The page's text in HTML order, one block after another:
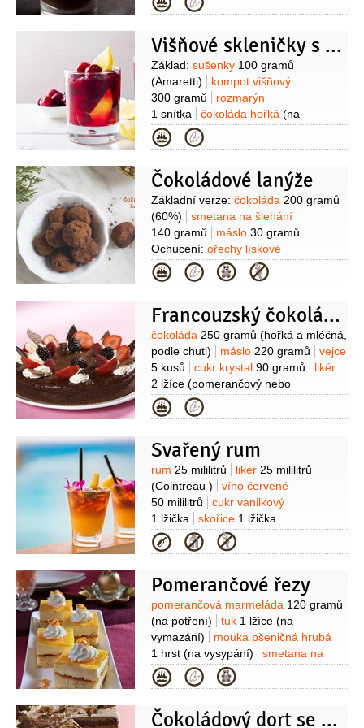
2/3decilitru
moučka kukuřičná
2 kusy
likér 0,4 decilitru
(oříškový)
cukr třtinový
2 lžíce
pistácie 40 gramů
(loupané,
nesolené, na posypání)
Višňové skleničky s amarettem a rozmarýnem
Suroviny
Základ: sušenky 100 gramů
(Amaretti)
kompot višňový
300 gramů
rozmarýn
1 snítka
čokoláda hořká (na
posypání)
200 gramů (Philadelphia, nebo
100 mililitrů
cukr moučkový
2 lžíce
likér 2 lžíce (Amaretto)
Kategorie
Čokoládové lanýže
Suroviny
Základní verze: čokoláda 200 gramů
(60%)
smetana na šlehání
140 gramů
máslo 30 gramů
Ochucení: ořechy lískové
50 gramů
likér2 lžíce
Marnier nebo půl lžičky mátového
moučkový
ořechy lískové
Kategorie
Francouzský čokoládový dort
Suroviny
čokoláda 250 gramů (hořká a mléčná,
podle chuti)
máslo 220 gramů
vejce
5 kusů
cukr krystal 90 gramů
likér
2 lžíce (pomerančový nebo
kávový)
mouka pšeničná hladká
1 lžíce
tuk(na vymazání
vysypání formy)
ovoce drobné
ozdobení)
Kategorie
Svařený rum
Suroviny
rum 25 mililitrů likér 25 mililitrů
(Cointreau )
víno červené
50 mililitrů
cukr vanilkový
1 lžička
skořice 1 lžička
(mletá)
voda50 mililitrů
Kategorie
Pomerančové řezy
Suroviny
pomerančová marmeláda 120 gramů
(na potření)
tuk 1 lžíce (na
vymazání)
mouka pšeničná hrubá
1 hrst (na vysypání)
smetana na
šlehání2,5 decilitru
ušlehaná)
pomerančová kůra
bez chemického ošetření)
Na těsto:
Kategorie
Čokoládový dort se šlehačkou